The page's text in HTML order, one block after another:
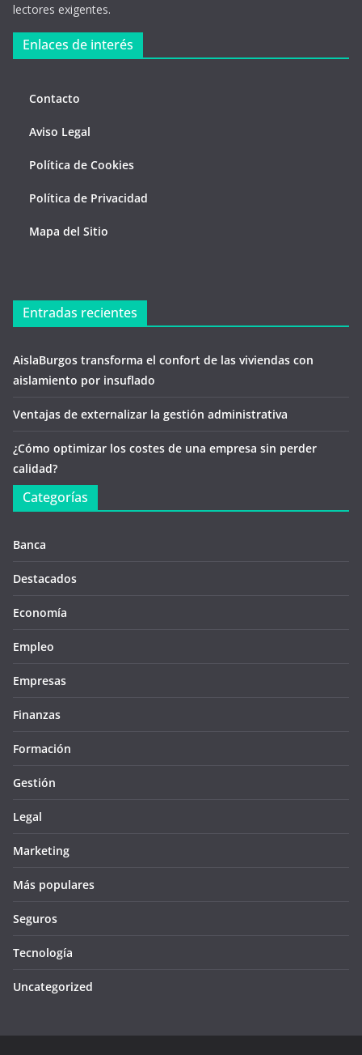
lectores exigentes.
Enlaces de interés
Contacto
Aviso Legal
Política de Cookies
Política de Privacidad
Mapa del Sitio
Entradas recientes
AislaBurgos transforma el confort de las viviendas con
aislamiento por insuflado
Ventajas de externalizar la gestión administrativa
¿Cómo optimizar los costes de una empresa sin perder
calidad?
Categorías
Banca
Destacados
Economía
Empleo
Empresas
Finanzas
Formación
Gestión
Legal
Marketing
Más populares
Seguros
Tecnología
Uncategorized